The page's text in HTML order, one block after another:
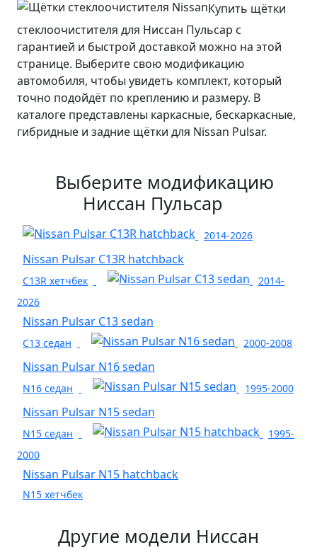
Купить щётки
стеклоочистителя для Ниссан Пульсар с
гарантией и быстрой доставкой можно на этой
странице. Выберите свою модификацию
автомобиля, чтобы увидеть комплект, который
точно подойдёт по креплению и размеру. В
каталоге представлены каркасные, бескаркасные,
гибридные и задние щётки для Nissan Pulsar.
Выберите модификацию
Ниссан Пульсар
2014-2026
Nissan Pulsar C13R hatchback
C13R хетчбек
2014-
2026
Nissan Pulsar C13 sedan
C13 седан 2000-2008
Nissan Pulsar N16 sedan
N16 седан 1995-2000
Nissan Pulsar N15 sedan
N15 седан
1995-
2000
Nissan Pulsar N15 hatchback
N15 хетчбек
Другие модели Ниссан